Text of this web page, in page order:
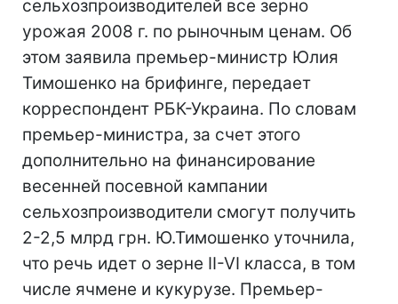
сельхозпроизводителей все зерно
урожая 2008 г. по рыночным ценам. Об
этом заявила премьер-министр Юлия
Тимошенко на брифинге, передает
корреспондент РБК-Украина. По словам
премьер-министра, за счет этого
дополнительно на финансирование
весенней посевной кампании
сельхозпроизводители смогут получить
2-2,5 млрд грн. Ю.Тимошенко уточнила,
что речь идет о зерне II-VI класса, в том
числе ячмене и кукурузе. Премьер-